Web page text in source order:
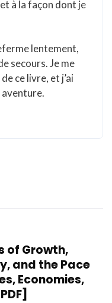
à la façon dont je
lentement,
secours. Je me
ce livre, et j’ai
of Growth,
and the Pace
Economies,